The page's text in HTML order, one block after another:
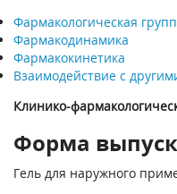
Фармакологическая
Фармакодинамика
Фармакокинетика
Взаимодействие с
Клинико-
Форма
Гель для наружного